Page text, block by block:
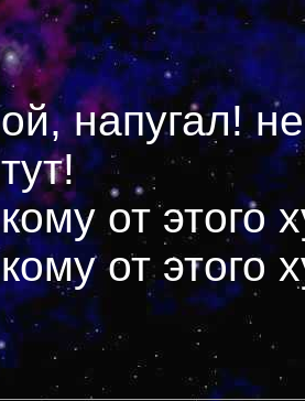
ой, напугал!
тут!
кому от этого
кому от этого